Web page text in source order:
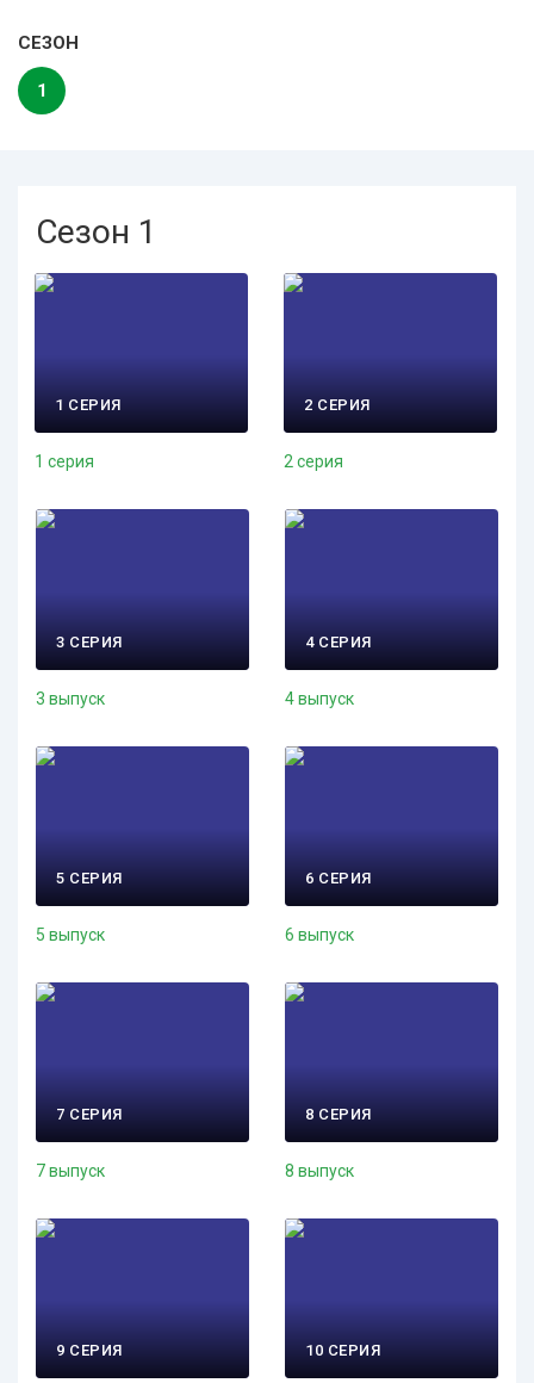
СЕЗОН
1
Сезон 1
1 СЕРИЯ
1 серия
2 СЕРИЯ
2 серия
3 СЕРИЯ
3 выпуск
4 СЕРИЯ
4 выпуск
5 СЕРИЯ
5 выпуск
6 СЕРИЯ
6 выпуск
7 СЕРИЯ
7 выпуск
8 СЕРИЯ
8 выпуск
9 СЕРИЯ 10 СЕРИЯ